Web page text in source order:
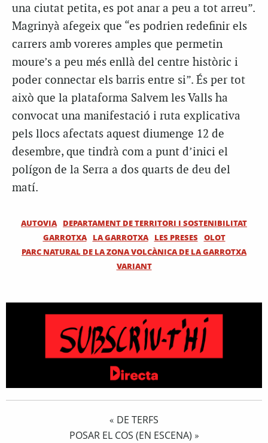
una ciutat petita, es pot anar a peu a tot arreu”.
Magrinyà afegeix que “es podrien redefinir els
carrers amb voreres amples que permetin
moure’s a peu més enllà del centre històric i
poder connectar els barris entre si”. És per tot
això que la plataforma Salvem les Valls ha
convocat una manifestació i ruta explicativa
pels llocs afectats aquest diumenge 12 de
desembre, que tindrà com a punt d’inici el
polígon de la Serra a dos quarts de deu del
matí.
AUTOVIA
DEPARTAMENT DE TERRITORI I SOSTENIBILITAT
GARROTXA
LA GARROTXA LES PRESES
OLOT
PARC NATURAL DE LA ZONA VOLCÀNICA DE LA GARROTXA
VARIANT
« DE TERFS
POSAR EL COS (EN ESCENA) »